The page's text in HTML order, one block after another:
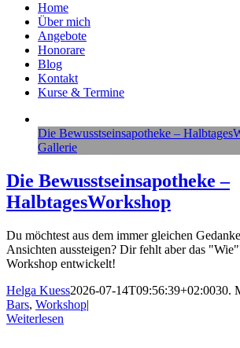
Home
Über mich
Angebote
Honorare
Blog
Kontakt
Kurse & Termine
Die Bewusstseinsapotheke –
Gallerie
Die Bewusstseinsapotheke –
HalbtagesWorkshop
Du möchtest aus dem immer gleichen
Ansichten aussteigen? Dir fehlt aber das
Workshop entwickelt!
Helga Kuess2026-07-14T09:56:39+02:0030.
Bars, Workshop|
Weiterlesen